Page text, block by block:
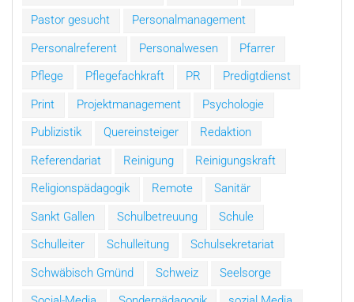
Pastor gesucht
Personalmanagement
Personalreferent
Personalwesen
Pfarrer
Pflege
Pflegefachkraft PR
Predigtdienst
Print
Projektmanagement
Psychologie
Publizistik
Quereinsteiger
Redaktion
Referendariat
Reinigung
Reinigungskraft
Religionspädagogik
Remote
Sanitär
Sankt Gallen
Schulbetreuung
Schule
Schulleiter
Schulleitung
Schulsekretariat
Schwäbisch Gmünd
Schweiz
Seelsorge